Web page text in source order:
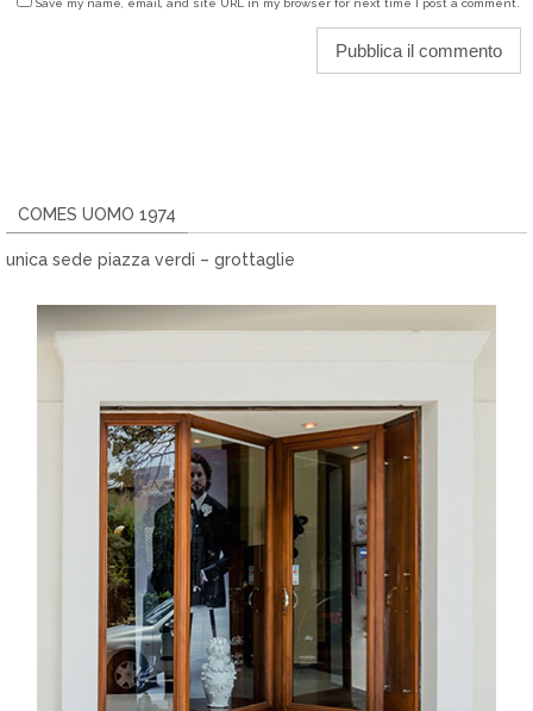
Save my name, email, and site URL in my browser for next time I post a comment.
COMES UOMO 1974
unica sede piazza verdi – grottaglie